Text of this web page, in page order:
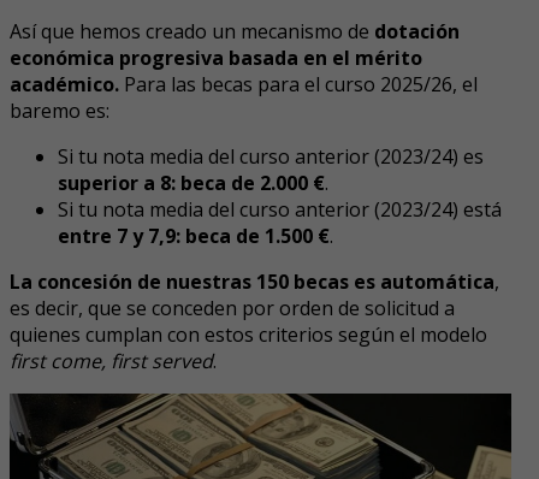
Así que hemos creado un mecanismo de dotación
económica progresiva basada en el mérito
académico. Para las becas para el curso 2025/26, el
baremo es:
Si tu nota media del curso anterior (2023/24) es
superior a 8: beca de 2.000 €.
Si tu nota media del curso anterior (2023/24) está
entre 7 y 7,9: beca de 1.500 €.
La concesión de nuestras 150 becas es automática,
es decir, que se conceden por orden de solicitud a
quienes cumplan con estos criterios según el modelo
first come, first served.